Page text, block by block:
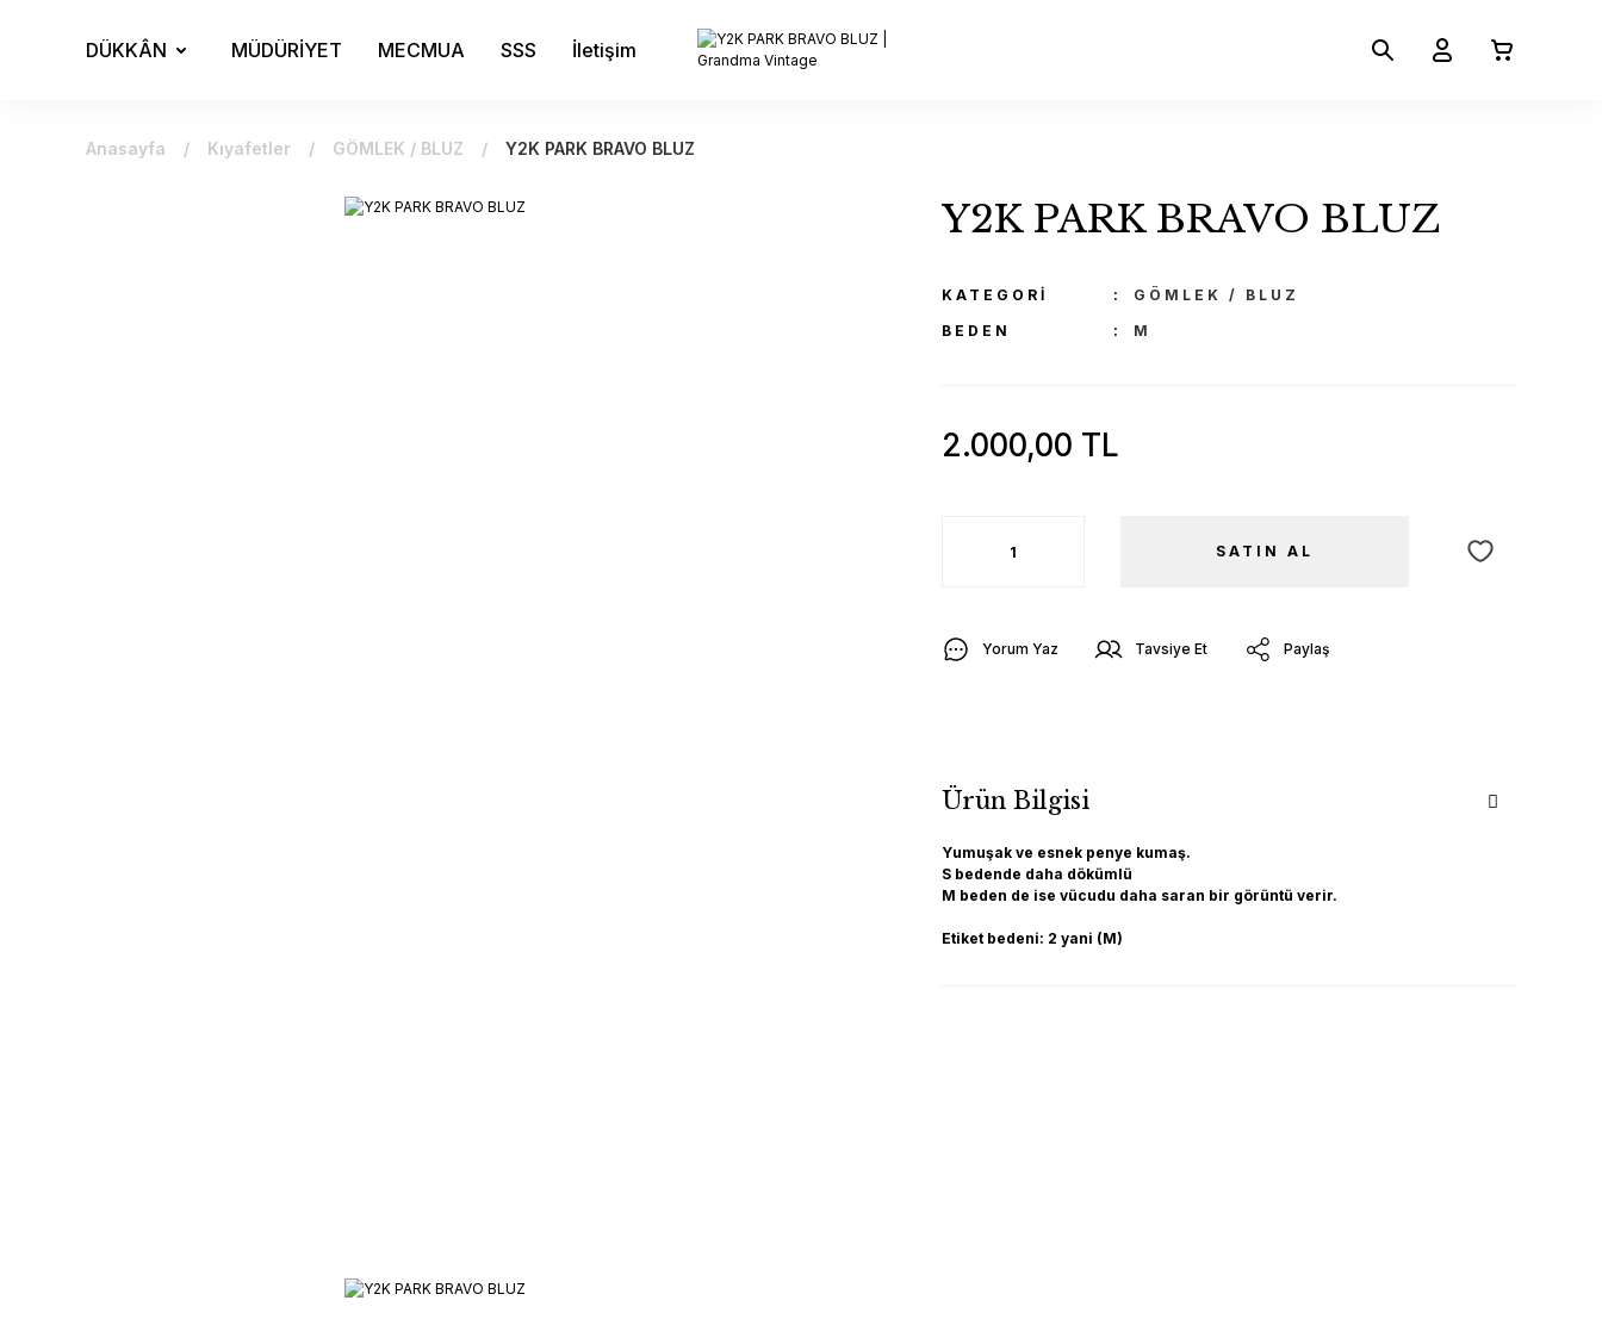
DÜKKÂN MÜDÜRİYET MECMUA SSS İletişim
Anasayfa Kıyafetler GÖMLEK / BLUZ Y2K PARK BRAVO BLUZ
Y2K PARK BRAVO BLUZ
KATEGORI
GÖMLEK / BLUZ
BEDEN
M
2.000,00 TL
SATIN AL
Yorum Yaz Tavsiye Et Paylaş
Ürün Bilgisi
Yumuşak ve esnek penye kumaş.
S bedende daha dökümlü
M beden de ise vücudu daha saran bir görüntü verir.
Etiket bedeni: 2 yani (M)